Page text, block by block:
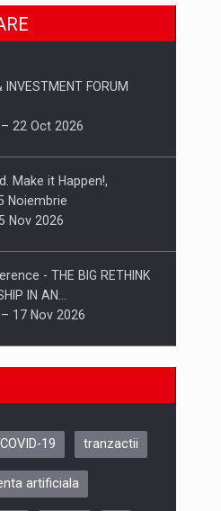
INVESTMENT FORUM
22 Oct 2026
Make it Happen!,
Noiembrie
Nov 2026
- THE BIG RETHINK
IN AN…
17 Nov 2026
Make it Happen!, CLUJ, 9
ORADEA, 8
COVID-19 tranzactii
artificiala